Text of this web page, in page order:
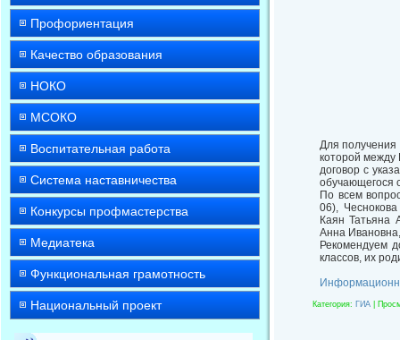
Профориентация
Качество образования
НОКО
МСОКО
Воспитательная работа
Система наставничества
Конкурсы профмастерства
Медиатека
Функциональная грамотность
Национальный проект
Для получения
которой между
договор с
обучающегося
По всем
06),
Каян Татьяна
Анна
Рекомендуем
классов, их
Категория: ГИА